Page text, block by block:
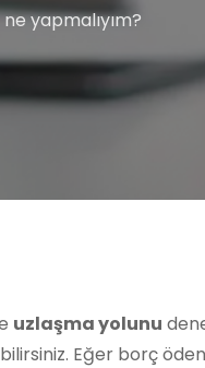
yapmalıyım?
uzlaşma yolunu
Eğer borç